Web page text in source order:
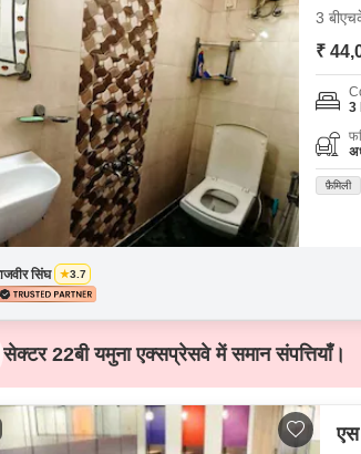
3
₹
3
फ़ैमिली
सिंघ 3.7
सेक्टर 22बी यमुना एक्सप्रेसवे में समान संपत्तियाँ।
एस